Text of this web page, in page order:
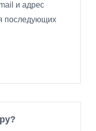
и адрес
последующих